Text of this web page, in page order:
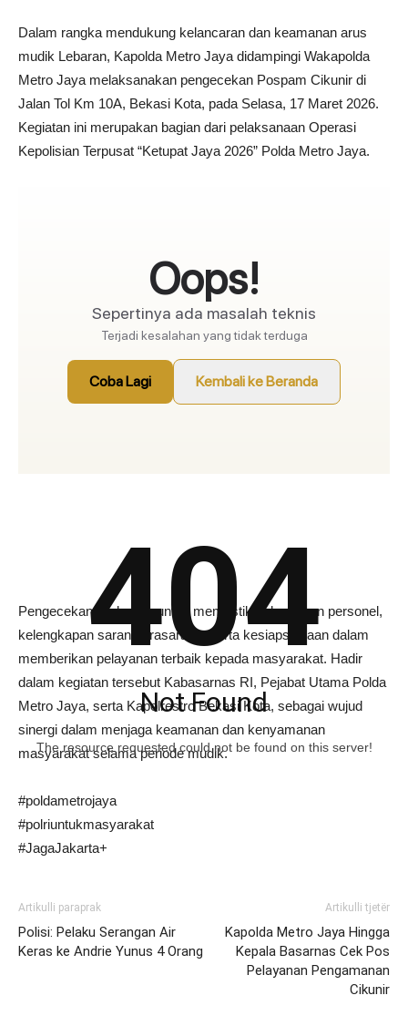
Dalam rangka mendukung kelancaran dan keamanan arus
mudik Lebaran, Kapolda Metro Jaya didampingi Wakapolda
Metro Jaya melaksanakan pengecekan Pospam Cikunir di
Jalan Tol Km 10A, Bekasi Kota, pada Selasa, 17 Maret 2026.
Kegiatan ini merupakan bagian dari pelaksanaan Operasi
Kepolisian Terpusat “Ketupat Jaya 2026” Polda Metro Jaya.
Pengecekan dilakukan untuk memastikan kesiapan personel,
kelengkapan sarana prasarana, serta kesiapsiagaan dalam
memberikan pelayanan terbaik kepada masyarakat. Hadir
dalam kegiatan tersebut Kabasarnas RI, Pejabat Utama Polda
Metro Jaya, serta Kapolrestro Bekasi Kota, sebagai wujud
sinergi dalam menjaga keamanan dan kenyamanan
masyarakat selama periode mudik.
#poldametrojaya
#polriuntukmasyarakat
#JagaJakarta+
Artikulli paraprak
Polisi: Pelaku Serangan Air
Keras ke Andrie Yunus 4 Orang
Artikulli tjetër
Kapolda Metro Jaya Hingga
Kepala Basarnas Cek Pos
Pelayanan Pengamanan
Cikunir
404
Not Found
The resource requested could not be found on this server!